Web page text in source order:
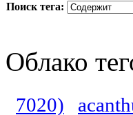
Поиск тега:
Облако
7020)